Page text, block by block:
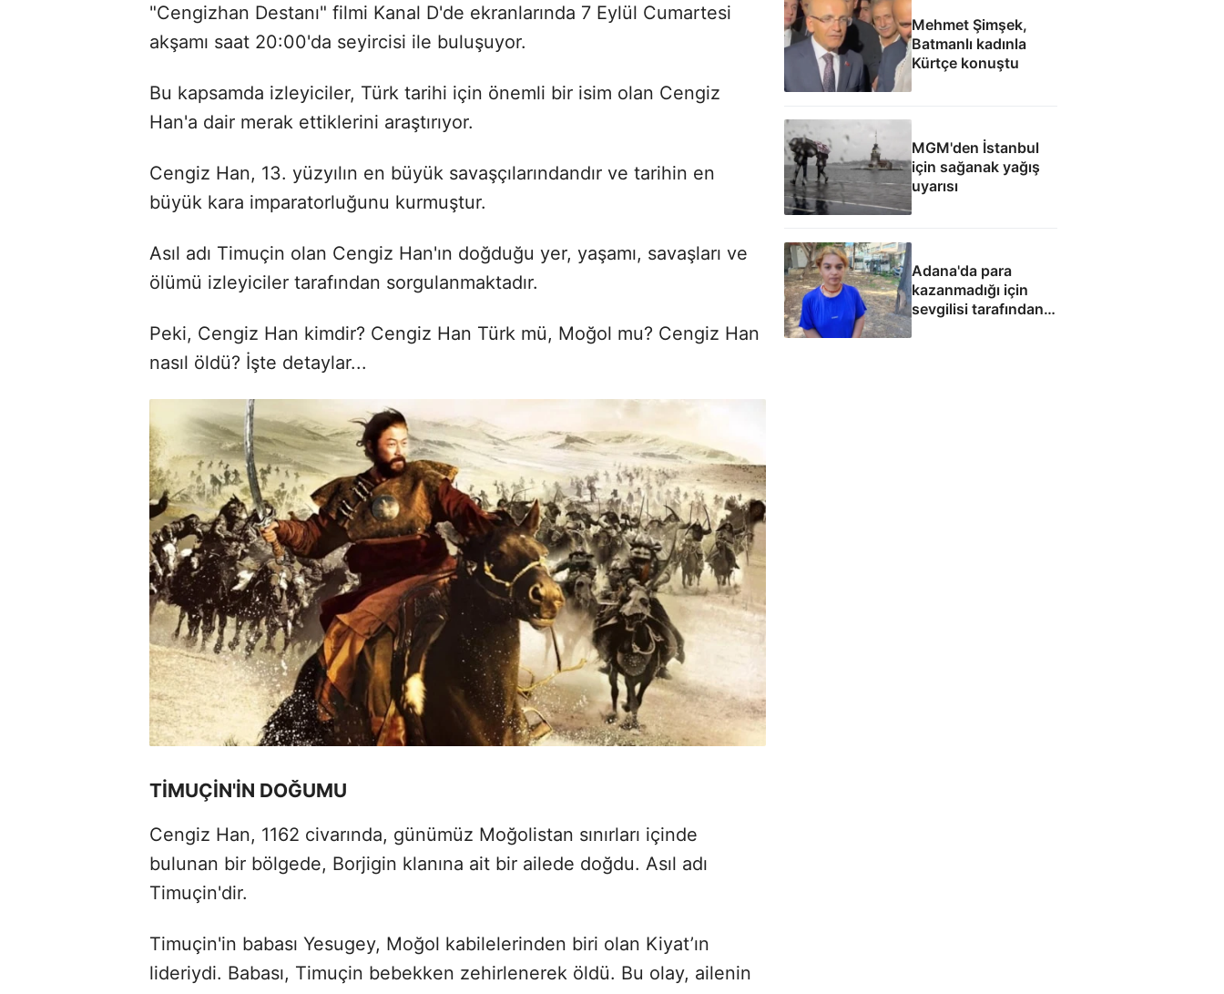
"Cengizhan Destanı" filmi Kanal D'de ekranlarında 7 Eylül Cumartesi
akşamı saat 20:00'da seyircisi ile buluşuyor.
Bu kapsamda izleyiciler, Türk tarihi için önemli bir isim olan Cengiz
Han'a dair merak ettiklerini araştırıyor.
Cengiz Han, 13. yüzyılın en büyük savaşçılarındandır ve tarihin en
büyük kara imparatorluğunu kurmuştur.
Asıl adı Timuçin olan Cengiz Han'ın doğduğu yer, yaşamı, savaşları ve
ölümü izleyiciler tarafından sorgulanmaktadır.
Peki, Cengiz Han kimdir? Cengiz Han Türk mü, Moğol mu? Cengiz Han
nasıl öldü? İşte detaylar...
TİMUÇİN'İN DOĞUMU
Cengiz Han, 1162 civarında, günümüz Moğolistan sınırları içinde
bulunan bir bölgede, Borjigin klanına ait bir ailede doğdu. Asıl adı
Timuçin'dir.
Timuçin'in babası Yesugey, Moğol kabilelerinden biri olan Kiyat’ın
lideriydi. Babası, Timuçin bebekken zehirlenerek öldü. Bu olay, ailenin
Mehmet Şimşek,
Batmanlı kadınla
Kürtçe konuştu
MGM'den İstanbul
için sağanak yağış
uyarısı
Adana'da para
kazanmadığı için
sevgilisi tarafından